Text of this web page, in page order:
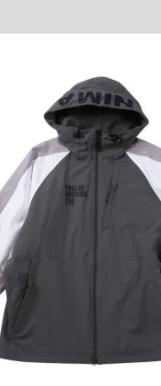
ープ付・取り外し不可)／
／袖口調節可能(マジックテー
サイズ表
総丈 裾周り
84 142
86
の誤差がございます。また
色味が若干異なる場合がご
付いているタグのサイズ表
もご確認下さい。
鋪と在庫を共用しております